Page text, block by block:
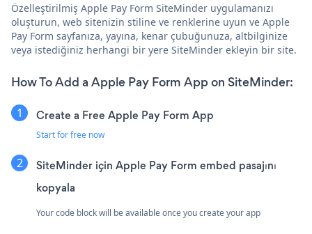
Özelleştirilmiş Apple Pay Form SiteMinder uygulamanızı
oluşturun, web sitenizin stiline ve renklerine uyun ve Apple
Pay Form sayfanıza, yayına, kenar çubuğunuza, altbilginize
veya istediğiniz herhangi bir yere SiteMinder ekleyin bir site.
How To Add a Apple Pay Form App on SiteMinder:
Create a Free Apple Pay Form App
Start for free now
SiteMinder için Apple Pay Form embed pasajını
kopyala
Your code block will be available once you create your app